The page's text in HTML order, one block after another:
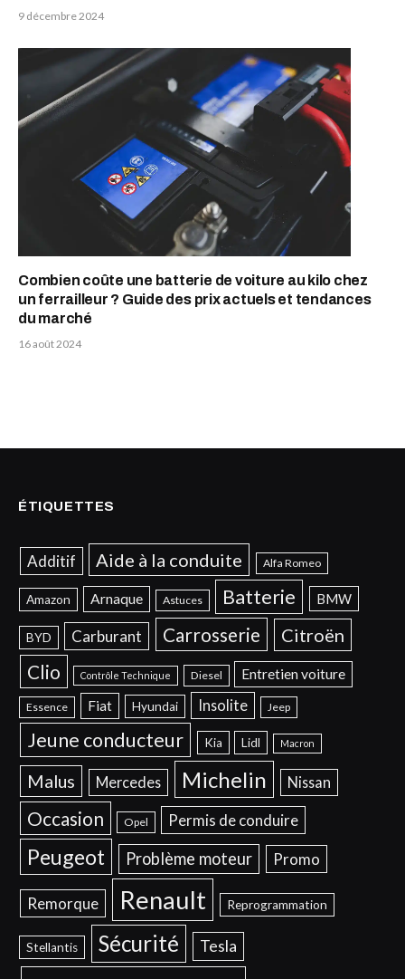
9 décembre 2024
Combien coûte une batterie de voiture au kilo chez
un ferrailleur ? Guide des prix actuels et tendances
du marché
16 août 2024
ÉTIQUETTES
Additif Aide à la conduite Alfa Romeo
Amazon Arnaque Astuces Batterie BMW
BYD Carburant Carrosserie Citroën
Clio Contrôle Technique Diesel Entretien voiture
Essence Fiat Hyundai Insolite Jeep
Jeune conducteur Kia Lidl Macron
Malus Mercedes Michelin Nissan
Occasion Opel Permis de conduire
Peugeot Problème moteur Promo
Remorque Renault Reprogrammation
Stellantis Sécurité Tesla